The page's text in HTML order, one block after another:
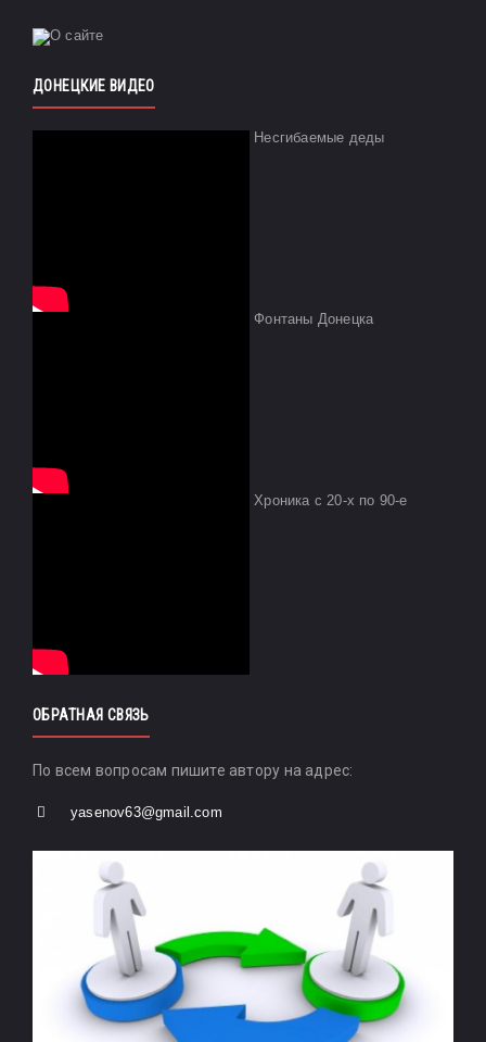
ДОНЕЦКИЕ ВИДЕО
Несгибаемые деды
Фонтаны Донецка
Хроника с 20-х по 90-е
ОБРАТНАЯ СВЯЗЬ
По всем вопросам пишите автору на адрес:
yasenov63@gmail.com